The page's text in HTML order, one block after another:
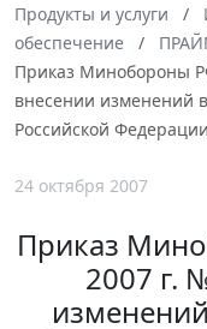
Продукты и услуги
обеспечение
Приказ Минобороны
внесении изменений
Российской
24 октября 2007
Приказ
2007 г.